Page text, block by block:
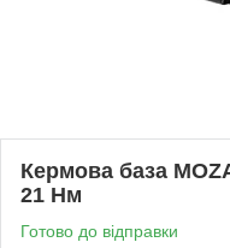
Кермова база
21 Нм
Готово до відправки